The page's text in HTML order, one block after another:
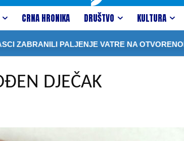
CRNA HRONIKA DRUŠTVO KULTURA
PALJENJE VATRE NA OTVORENOM I
DJEČAK